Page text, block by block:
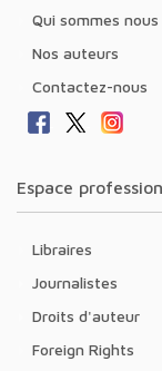
Qui sommes nous
Nos auteurs
Contactez-nous
Espace
Libraires
Journalistes
Droits d'auteur
Foreign Rights